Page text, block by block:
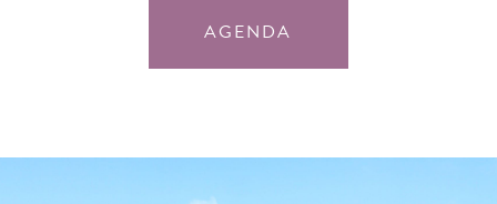
AGENDA